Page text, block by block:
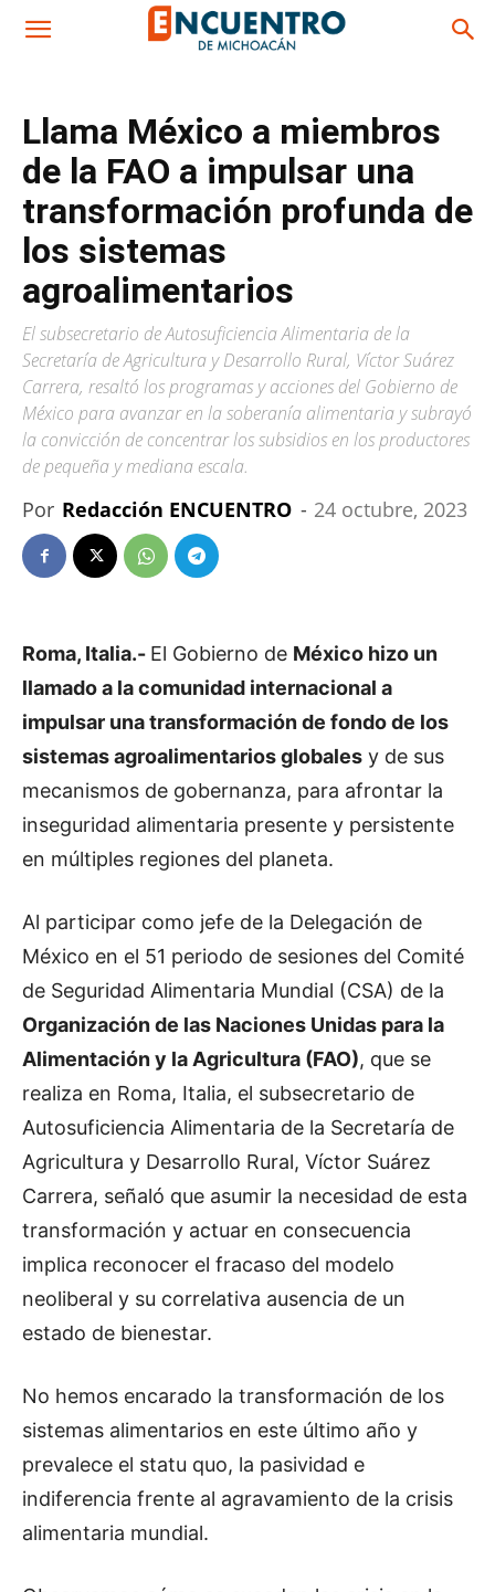
Llama México a miembros
de la FAO a impulsar una
transformación profunda de
los sistemas
agroalimentarios
El subsecretario de Autosuficiencia Alimentaria de la
Secretaría de Agricultura y Desarrollo Rural, Víctor Suárez
Carrera, resaltó los programas y acciones del Gobierno de
México para avanzar en la soberanía alimentaria y subrayó
la convicción de concentrar los subsidios en los productores
de pequeña y mediana escala.
Por Redacción ENCUENTRO - 24 octubre, 2023
Roma, Italia.- El Gobierno de México hizo un
llamado a la comunidad internacional a
impulsar una transformación de fondo de los
sistemas agroalimentarios globales y de sus
mecanismos de gobernanza, para afrontar la
inseguridad alimentaria presente y persistente
en múltiples regiones del planeta.
Al participar como jefe de la Delegación de
México en el 51 periodo de sesiones del Comité
de Seguridad Alimentaria Mundial (CSA) de la
Organización de las Naciones Unidas para la
Alimentación y la Agricultura (FAO), que se
realiza en Roma, Italia, el subsecretario de
Autosuficiencia Alimentaria de la Secretaría de
Agricultura y Desarrollo Rural, Víctor Suárez
Carrera, señaló que asumir la necesidad de esta
transformación y actuar en consecuencia
implica reconocer el fracaso del modelo
neoliberal y su correlativa ausencia de un
estado de bienestar.
No hemos encarado la transformación de los
sistemas alimentarios en este último año y
prevalece el statu quo, la pasividad e
indiferencia frente al agravamiento de la crisis
alimentaria mundial.